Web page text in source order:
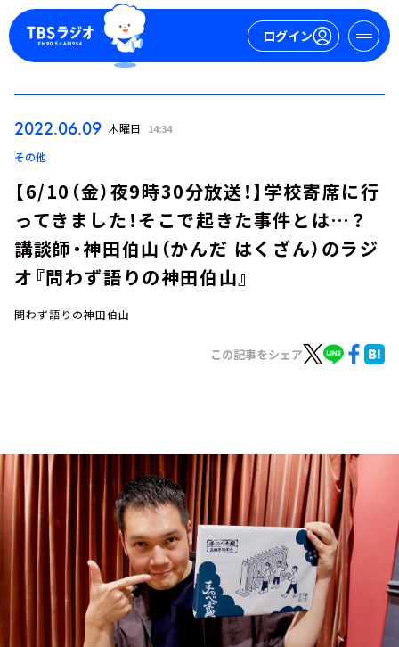
ログイン
今日の番組表
YouTube
会社情報
2022.06.09 木曜日 14:34
その他
【6/10（金）夜9時30分放送！】学校寄席に行
ってきました！そこで起きた事件とは…？
講談師・神田伯山（かんだ はくざん）のラジ
オ『問わず語りの神田伯山』
問わず語りの神田伯山
この記事をシェア